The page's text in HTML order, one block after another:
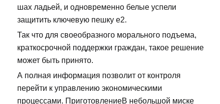
шах ладьей, и одновременно белые успели
защитить ключевую пешку е2.
Так что для своеобразного морального подъема,
краткосрочной поддержки граждан, такое решение
может быть принято.
А полная информация позволит от контроля
перейти к управлению экономическими
процессами. ПриготовлениеВ небольшой миске